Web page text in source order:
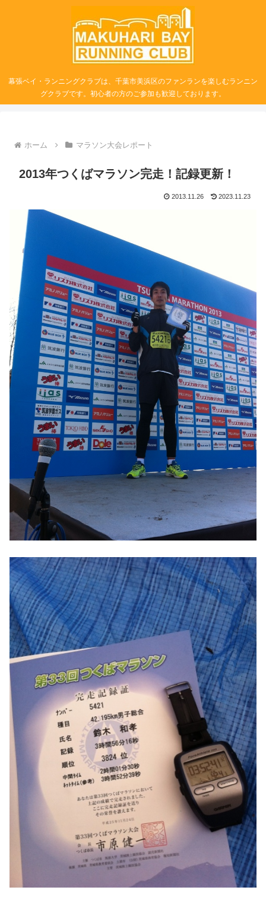
幕張ベイ・ランニングクラブは、千葉市美浜区のファンランを楽しむランニン
グクラブです。初心者の方のご参加も歓迎しております。
ホーム マラソン大会レポート
2013年つくばマラソン完走！記録更新！
2013.11.26 2023.11.23